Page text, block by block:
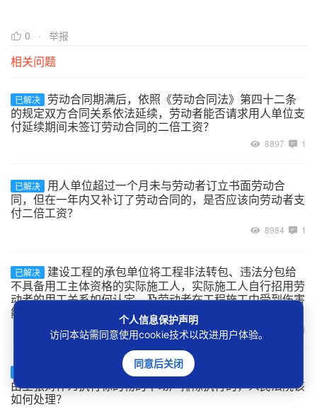
0 举报
相关问题
已解决
劳动合同期满后，依照《劳动合同法》第四十二条
的规定双方合同关系依法延续，劳动者能否请求用人单位支
付延续期间未签订劳动合同的二倍工资？
8897 1
已解决
用人单位超过一个月未与劳动者订立书面劳动合
同，但在一年内又补订了劳动合同的，是否应该向劳动者支
付二倍工资？
8984 1
已解决
建设工程的承包单位将工程非法转包、违法分包给
不具备用工主体资格的实际施工人，实际施工人自行招用劳
动者的用工关系如何认定，及劳动者在工程施工中受到伤害
能否主张劳动关系项下的权利？
1
案外人以其与被执行人为合资、合作开发房地产为
由主张对作为执行标的物的不动产排除执行的，人民法院该
如何处理？
个人信息保护声明
访问本站需同意使用cookie技术以改进用户体验。
同意后关闭